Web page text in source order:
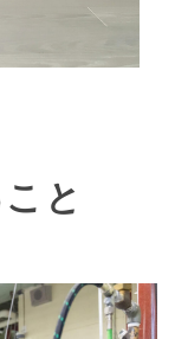
と